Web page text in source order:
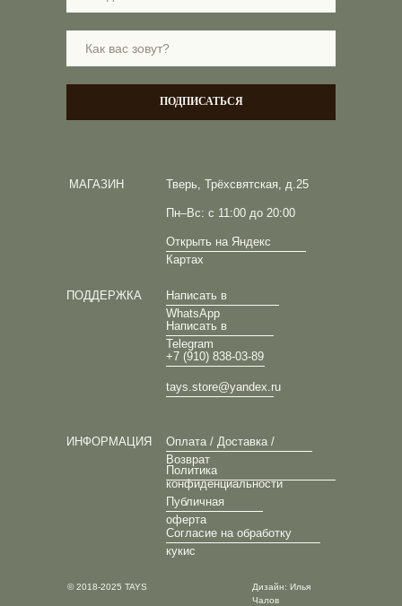
Тверь, Трёхсвятская, д.25
Пн–Вс: с 11:00 до 20:00
Открыть на Яндекс
Картах
МАГАЗИН
ПОДДЕРЖКА
Написать в
WhatsApp
Написать в
Telegram
+7 (910) 838-03-89
tays.store@yandex.ru
ИНФОРМАЦИЯ
Оплата / Доставка /
Возврат
Политика
конфиденциальности
Публичная
оферта
Согласие на обработку
кукис
ПОДПИСАТЬСЯ
© 2018-2025 TAYS
Дизайн: Илья
Чалов